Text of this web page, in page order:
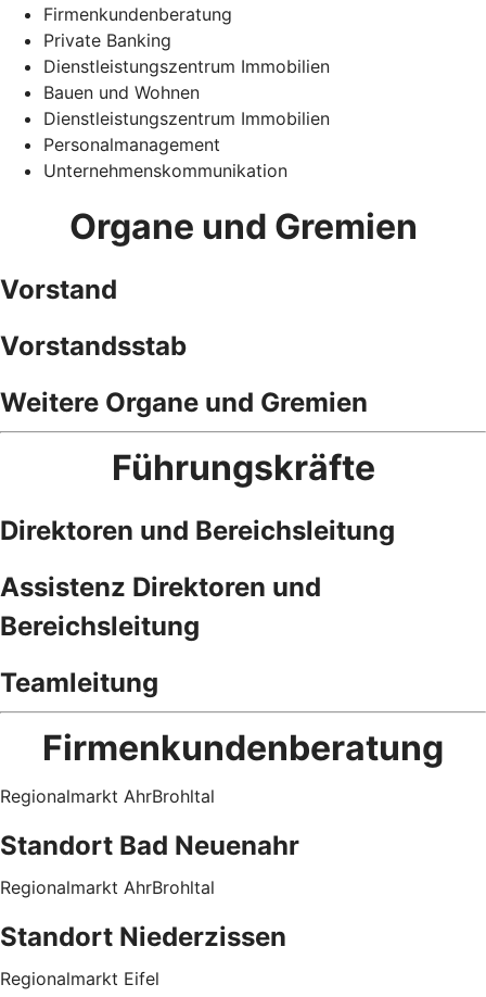
Firmenkundenberatung
Private Banking
Dienstleistungszentrum Immobilien
Bauen und Wohnen
Dienstleistungszentrum Immobilien
Personalmanagement
Unternehmenskommunikation
Organe und Gremien
Vorstand
Vorstandsstab
Weitere Organe und Gremien
Führungskräfte
Direktoren und Bereichsleitung
Assistenz Direktoren und
Bereichsleitung
Teamleitung
Firmenkundenberatung
Regionalmarkt AhrBrohltal
Standort Bad Neuenahr
Regionalmarkt AhrBrohltal
Standort Niederzissen
Regionalmarkt Eifel